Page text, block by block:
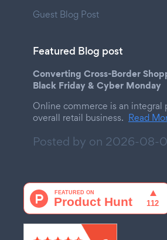
Guest Blog Post
Featured Blog post
Converting Cross-Border
Black Friday & Cyber Monday
Online commerce is an integral
overall retail business. Read
Posted by on 2026-08-